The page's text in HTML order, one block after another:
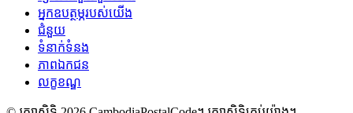
អ្នកឧបត្ថម្ភរបស់យើង
ជំនួយ
ទំនាក់ទំនង
ភាពឯកជន
លក្ខខណ្ឌ